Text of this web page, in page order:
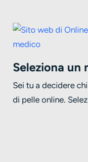
Seleziona un
Sei tu a decidere
di pelle online.